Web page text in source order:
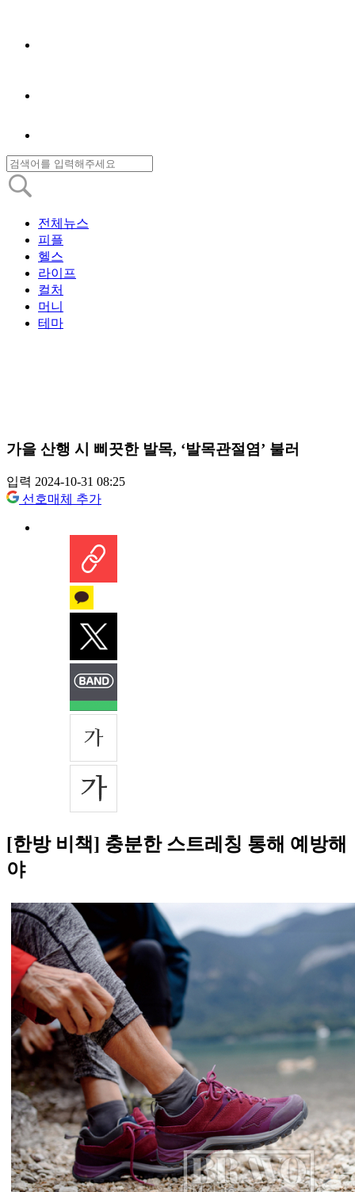
전체뉴스
피플
헬스
라이프
컬처
머니
테마
가을 산행 시 삐끗한 발목, ‘발목관절염’ 불러
입력 2024-10-31 08:25
선호매체 추가
[한방 비책] 충분한 스트레칭 통해 예방해
야